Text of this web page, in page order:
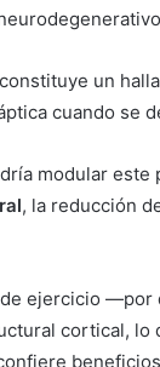
un
cuando se
modular
, la reducción
ejercicio —por
cortical, lo